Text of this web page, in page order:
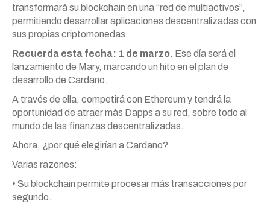
transformará su blockchain en una “red de multiactivos”,
permitiendo desarrollar aplicaciones descentralizadas con
sus propias criptomonedas.
Recuerda esta fecha: 1 de marzo. Ese día será el
lanzamiento de Mary, marcando un hito en el plan de
desarrollo de Cardano.
A través de ella, competirá con Ethereum y tendrá la
oportunidad de atraer más Dapps a su red, sobre todo al
mundo de las finanzas descentralizadas.
Ahora, ¿por qué elegirían a Cardano?
Varias razones:
• Su blockchain permite procesar más transacciones por
segundo.